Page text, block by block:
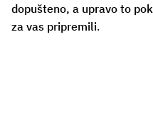
dopušteno, a upravo to
za vas pripremili.